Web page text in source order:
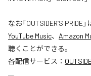
なお「OUTSIDER’S PRIDE」
YouTube Music、 Amazon
聴くことができる。
各配信サービス：